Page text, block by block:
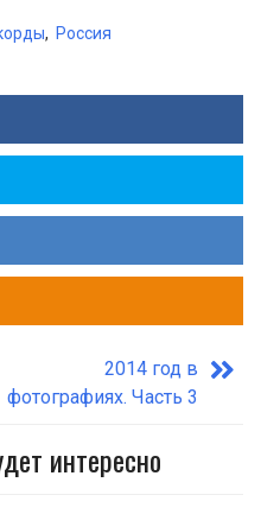
, Россия
2014 год в
фотографиях. Часть 3
интересно